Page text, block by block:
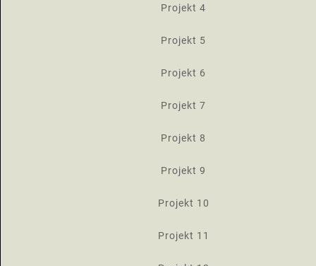
Projekt 4
Projekt 5
Projekt 6
Projekt 7
Projekt 8
Projekt 9
Projekt 10
Projekt 11